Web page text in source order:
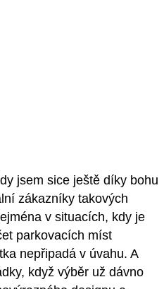
jsem sice ještě díky bohu
zákazníky takových
v situacích, kdy je
parkovacích míst
nepřipadá v úvahu. A
když výběr už dávno